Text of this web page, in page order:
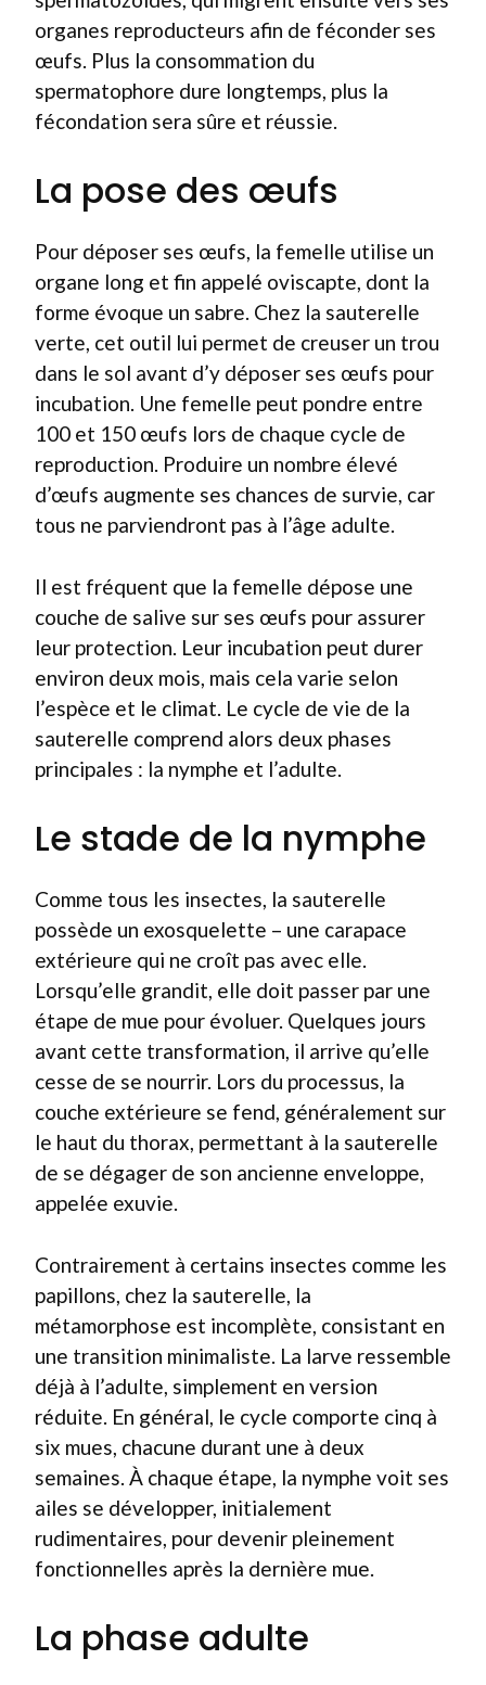
organes reproducteurs afin de féconder ses
œufs. Plus la consommation du
spermatophore dure longtemps, plus la
fécondation sera sûre et réussie.
La pose des œufs
Pour déposer ses œufs, la femelle utilise un
organe long et fin appelé oviscapte, dont la
forme évoque un sabre. Chez la sauterelle
verte, cet outil lui permet de creuser un trou
dans le sol avant d’y déposer ses œufs pour
incubation. Une femelle peut pondre entre
100 et 150 œufs lors de chaque cycle de
reproduction. Produire un nombre élevé
d’œufs augmente ses chances de survie, car
tous ne parviendront pas à l’âge adulte.
Il est fréquent que la femelle dépose une
couche de salive sur ses œufs pour assurer
leur protection. Leur incubation peut durer
environ deux mois, mais cela varie selon
l’espèce et le climat. Le cycle de vie de la
sauterelle comprend alors deux phases
principales : la nymphe et l’adulte.
Le stade de la nymphe
Comme tous les insectes, la sauterelle
possède un exosquelette – une carapace
extérieure qui ne croît pas avec elle.
Lorsqu’elle grandit, elle doit passer par une
étape de mue pour évoluer. Quelques jours
avant cette transformation, il arrive qu’elle
cesse de se nourrir. Lors du processus, la
couche extérieure se fend, généralement sur
le haut du thorax, permettant à la sauterelle
de se dégager de son ancienne enveloppe,
appelée exuvie.
Contrairement à certains insectes comme les
papillons, chez la sauterelle, la
métamorphose est incomplète, consistant en
une transition minimaliste. La larve ressemble
déjà à l’adulte, simplement en version
réduite. En général, le cycle comporte cinq à
six mues, chacune durant une à deux
semaines. À chaque étape, la nymphe voit ses
ailes se développer, initialement
rudimentaires, pour devenir pleinement
fonctionnelles après la dernière mue.
La phase adulte